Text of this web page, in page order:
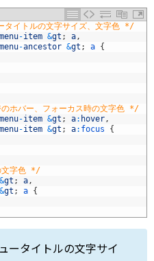
イトルの文字サイズ、文字色 */
menu-item &gt ; a,
menu-ancestor &gt ; a {
バー、フォーカス時の文字色 */
menu-item &gt ; a: hover,
menu-item &gt ; a: focus
{
文字色 */
&gt ; a,
&gt ; a {
ータイトルの文字サイ